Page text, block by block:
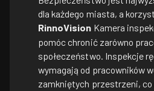
dla każdego miasta, a
RinnoVision Kamera
pomóc chronić zarówno
społeczeństwo. Inspekcje
wymagają od pracowników
zamkniętych przestrzeni,